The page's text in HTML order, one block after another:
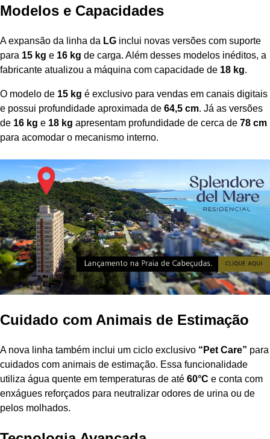
Modelos e Capacidades
A expansão da linha da LG inclui novas versões com suporte
para 15 kg e 16 kg de carga. Além desses modelos inéditos, a
fabricante atualizou a máquina com capacidade de 18 kg.
O modelo de 15 kg é exclusivo para vendas em canais digitais
e possui profundidade aproximada de 64,5 cm. Já as versões
de 16 kg e 18 kg apresentam profundidade de cerca de 78 cm
para acomodar o mecanismo interno.
Cuidado com Animais de Estimação
A nova linha também inclui um ciclo exclusivo “Pet Care” para
cuidados com animais de estimação. Essa funcionalidade
utiliza água quente em temperaturas de até 60°C e conta com
enxágues reforçados para neutralizar odores de urina ou de
pelos molhados.